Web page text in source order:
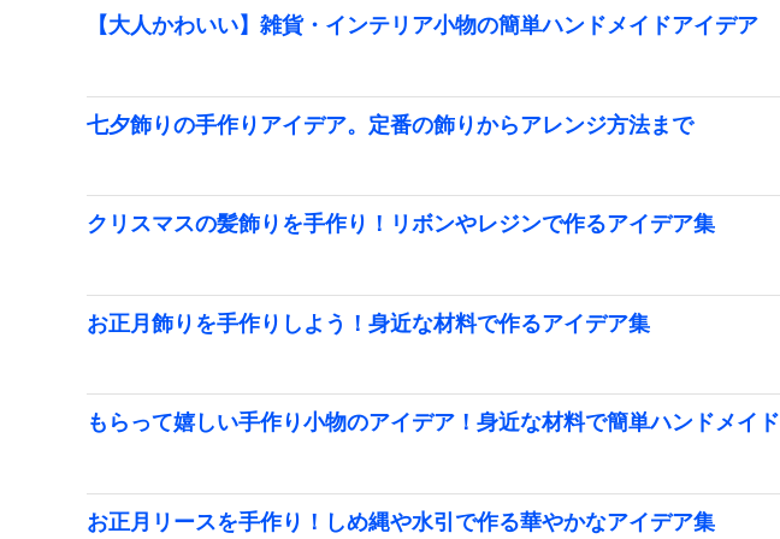
【大人かわいい】雑貨・インテリア小物の簡単ハンドメイドアイデア
七夕飾りの手作りアイデア。定番の飾りからアレンジ方法まで
クリスマスの髪飾りを手作り！リボンやレジンで作るアイデア集
お正月飾りを手作りしよう！身近な材料で作るアイデア集
もらって嬉しい手作り小物のアイデア！身近な材料で簡単ハンドメイド
お正月リースを手作り！しめ縄や水引で作る華やかなアイデア集